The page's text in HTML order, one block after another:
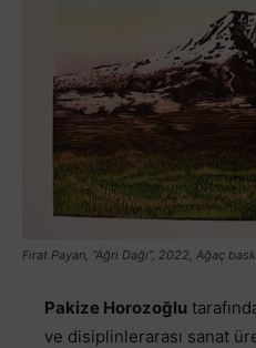
Fırat Payan, “Ağrı Dağı”, 2022, Ağaç
Pakize Horozoğlu
ve disiplinlerarası sanat